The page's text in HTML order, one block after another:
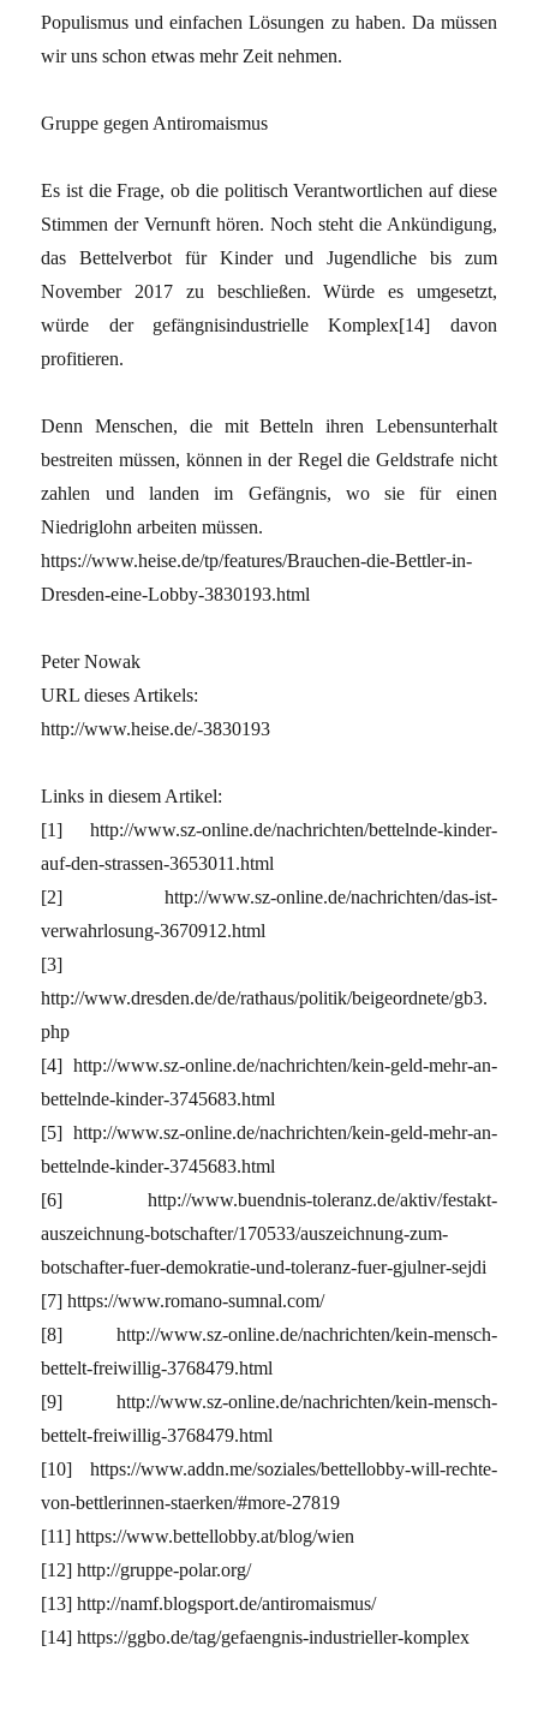
Populismus und einfachen Lösungen zu haben. Da müssen
wir uns schon etwas mehr Zeit nehmen.
Gruppe gegen Antiromaismus
Es ist die Frage, ob die politisch Verantwortlichen auf diese
Stimmen der Vernunft hören. Noch steht die Ankündigung,
das Bettelverbot für Kinder und Jugendliche bis zum
November 2017 zu beschließen. Würde es umgesetzt,
würde der gefängnisindustrielle Komplex[14] davon
profitieren.
Denn Menschen, die mit Betteln ihren Lebensunterhalt
bestreiten müssen, können in der Regel die Geldstrafe nicht
zahlen und landen im Gefängnis, wo sie für einen
Niedriglohn arbeiten müssen.
https://www.heise.de/tp/features/Brauchen-die-Bettler-in-
Dresden-eine-Lobby-3830193.html
Peter Nowak
URL dieses Artikels:
http://www.heise.de/-3830193
Links in diesem Artikel:
[1] http://www.sz-online.de/nachrichten/bettelnde-kinder-
auf-den-strassen-3653011.html
[2] http://www.sz-online.de/nachrichten/das-ist-
verwahrlosung-3670912.html
[3]
http://www.dresden.de/de/rathaus/politik/beigeordnete/gb3.
php
[4] http://www.sz-online.de/nachrichten/kein-geld-mehr-an-
bettelnde-kinder-3745683.html
[5] http://www.sz-online.de/nachrichten/kein-geld-mehr-an-
bettelnde-kinder-3745683.html
[6] http://www.buendnis-toleranz.de/aktiv/festakt-
auszeichnung-botschafter/170533/auszeichnung-zum-
botschafter-fuer-demokratie-und-toleranz-fuer-gjulner-sejdi
[7] https://www.romano-sumnal.com/
[8] http://www.sz-online.de/nachrichten/kein-mensch-
bettelt-freiwillig-3768479.html
[9] http://www.sz-online.de/nachrichten/kein-mensch-
bettelt-freiwillig-3768479.html
[10] https://www.addn.me/soziales/bettellobby-will-rechte-
von-bettlerinnen-staerken/#more-27819
[11] https://www.bettellobby.at/blog/wien
[12] http://gruppe-polar.org/
[13] http://namf.blogsport.de/antiromaismus/
[14] https://ggbo.de/tag/gefaengnis-industrieller-komplex